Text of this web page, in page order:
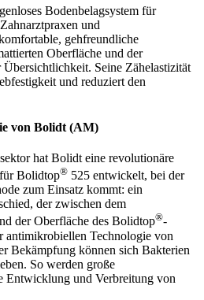
Bodenbelagsystem für
und
gehfreundliche
Oberfläche und der
Seine Zähelastizität
und reduziert den
von Bolidt (AM)
hat Bolidt eine revolutionäre
Bolidtop® 525 entwickelt, bei der
zum Einsatz kommt: ein
der zwischen dem
der Oberfläche des Bolidtop®-
antimikrobiellen Technologie von
Bekämpfung können sich Bakterien
So werden große
Entwicklung und Verbreitung von